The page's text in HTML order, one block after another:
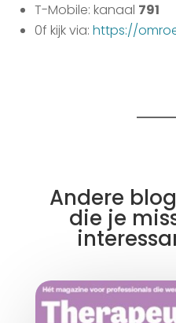
T-Mobile: kanaal 791
0f kijk via: https://
Andere
die je